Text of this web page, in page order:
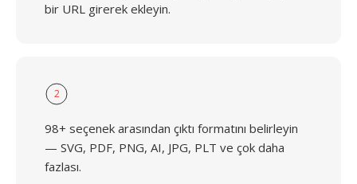
bir URL girerek ekleyin.
2
98+ seçenek arasından çıktı formatını belirleyin
— SVG, PDF, PNG, AI, JPG, PLT ve çok daha
fazlası.